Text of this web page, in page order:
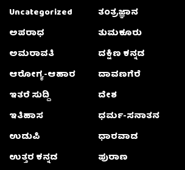
Uncategorized
ಅಪರಾಧ
ಅಮರಾವತಿ
ಆರೋಗ್ಯ-ಆಹಾರ
ಇತರೆ ಸುದ್ದಿ
ಇತಿಹಾಸ
ಉಡುಪಿ
ಉತ್ತರ ಕನ್ನಡ
ತಂತ್ರಜ್ಞಾನ
ತುಮಕೂರು
ದಕ್ಷಿಣ ಕನ್ನಡ
ದಾವಣಗೆರೆ
ದೇಶ
ಧರ್ಮ-ಸನಾತನ
ಧಾರವಾಡ
ಪುರಾಣ